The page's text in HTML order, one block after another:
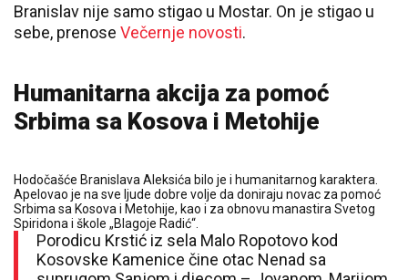
Branislav nije samo stigao u Mostar. On je stigao u
sebe, prenose Večernje novosti.
Humanitarna akcija za pomoć
Srbima sa Kosova i Metohije
Hodočašće Branislava Aleksića bilo je i humanitarnog karaktera.
Apelovao je na sve ljude dobre volje da doniraju novac za pomoć
Srbima sa Kosova i Metohije, kao i za obnovu manastira Svetog
Spiridona i škole „Blagoje Radić“.
Porodicu Krstić iz sela Malo Ropotovo kod
Kosovske Kamenice čine otac Nenad sa